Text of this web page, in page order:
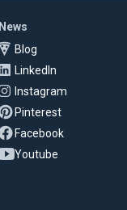
News
Blog
LinkedIn
Instagram
Pinterest
Facebook
Youtube